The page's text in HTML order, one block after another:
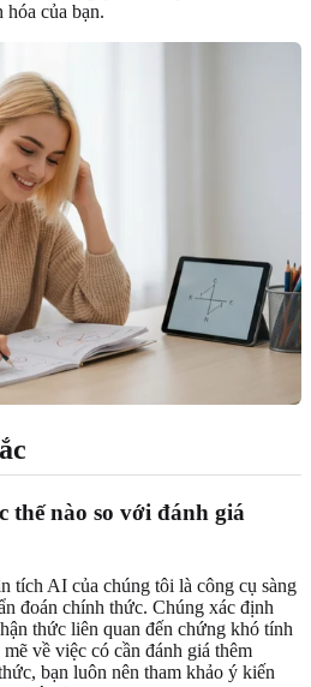
hóa của bạn.
thế nào so với đánh giá
tích AI của chúng tôi là công cụ sàng
đoán chính thức. Chúng xác định
thức liên quan đến chứng khó tính
về việc có cần đánh giá thêm
bạn luôn nên tham khảo ý kiến